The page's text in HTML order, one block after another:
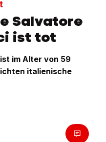
Salvatore
ist tot
im Alter von 59
italienische